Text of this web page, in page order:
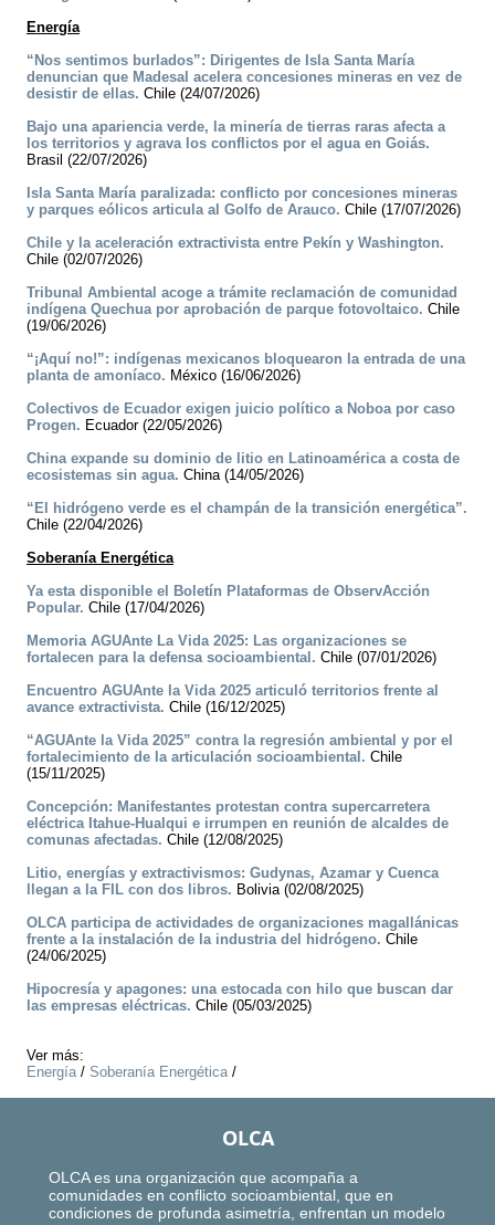
Energía
“Nos sentimos burlados”: Dirigentes de Isla Santa María
denuncian que Madesal acelera concesiones mineras en vez de
desistir de ellas. Chile (24/07/2026)
Bajo una apariencia verde, la minería de tierras raras afecta a
los territorios y agrava los conflictos por el agua en Goiás.
Brasil (22/07/2026)
Isla Santa María paralizada: conflicto por concesiones mineras
y parques eólicos articula al Golfo de Arauco. Chile (17/07/2026)
Chile y la aceleración extractivista entre Pekín y Washington.
Chile (02/07/2026)
Tribunal Ambiental acoge a trámite reclamación de comunidad
indígena Quechua por aprobación de parque fotovoltaico. Chile
(19/06/2026)
“¡Aquí no!”: indígenas mexicanos bloquearon la entrada de una
planta de amoníaco. México (16/06/2026)
Colectivos de Ecuador exigen juicio político a Noboa por caso
Progen. Ecuador (22/05/2026)
China expande su dominio de litio en Latinoamérica a costa de
ecosistemas sin agua. China (14/05/2026)
“El hidrógeno verde es el champán de la transición energética”.
Chile (22/04/2026)
Soberanía Energética
Ya esta disponible el Boletín Plataformas de ObservAcción
Popular. Chile (17/04/2026)
Memoria AGUAnte La Vida 2025: Las organizaciones se
fortalecen para la defensa socioambiental. Chile (07/01/2026)
Encuentro AGUAnte la Vida 2025 articuló territorios frente al
avance extractivista. Chile (16/12/2025)
“AGUAnte la Vida 2025” contra la regresión ambiental y por el
fortalecimiento de la articulación socioambiental. Chile
(15/11/2025)
Concepción: Manifestantes protestan contra supercarretera
eléctrica Itahue-Hualqui e irrumpen en reunión de alcaldes de
comunas afectadas. Chile (12/08/2025)
Litio, energías y extractivismos: Gudynas, Azamar y Cuenca
llegan a la FIL con dos libros. Bolivia (02/08/2025)
OLCA participa de actividades de organizaciones magallánicas
frente a la instalación de la industria del hidrógeno. Chile
(24/06/2025)
Hipocresía y apagones: una estocada con hilo que buscan dar
las empresas eléctricas. Chile (05/03/2025)
Ver más:
Energía/ Soberanía Energética/
OLCA
OLCA es una organización que acompaña a
comunidades en conflicto socioambiental, que en
condiciones de profunda asimetría, enfrentan un modelo